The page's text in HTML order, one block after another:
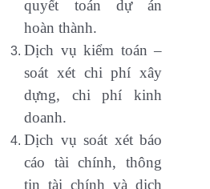
quyết toán dự án
hoàn thành.
Dịch vụ kiểm toán –
soát xét chi phí xây
dựng, chi phí kinh
doanh.
Dịch vụ soát xét báo
cáo tài chính, thông
tin tài chính và dịch